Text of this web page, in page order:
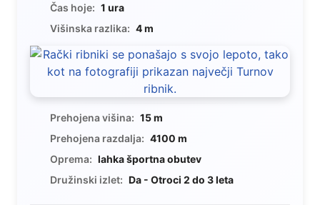
Čas hoje: 1 ura
Višinska razlika: 4 m
Prehojena višina: 15 m
Prehojena razdalja: 4100 m
Oprema: lahka športna obutev
Družinski izlet: Da - Otroci 2 do 3 leta